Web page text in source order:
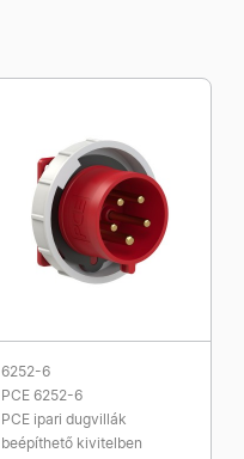
6252-6
PCE 6252-6
PCE ipari dugvillák
beépíthető kivitelben